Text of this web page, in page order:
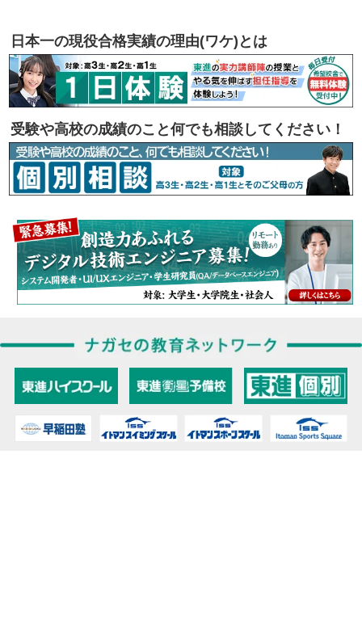
日本一の現役合格実績の理由(ワケ)とは
受験や高校の成績のこと何でも相談してください！